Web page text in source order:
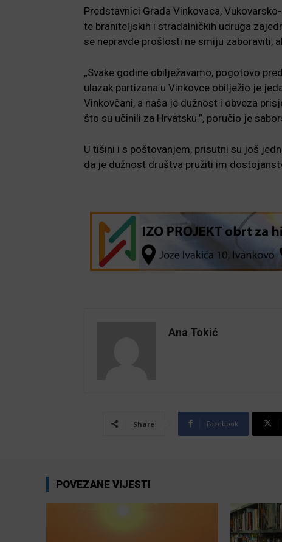
Predstavnici Grada Vinkovaca,
te braniteljskih i stradalničkih udruga
se nepravde prošlosti ne smiju zaboraviti,
„Svake godine obilježavamo, pogotovo
ulazak partizana u Vinkovce obilježio je
Vinkovčani, a naša je dužnost i obveza
što su učinili za Hrvatsku.”, poručio je
U tišini i s poštovanjem, prisutni su još
da je dužnost društva pružiti im
Ana Tokić
Share Facebook
POVEZANE VIJESTI